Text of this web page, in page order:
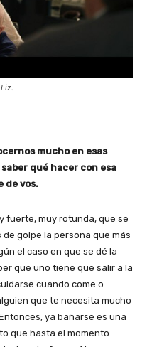
mucho en esas
qué hacer con esa
de vos.
fuerte, muy rotunda, que se
golpe la persona que más
el caso en que se dé la
que uno tiene que salir a la
cuando come o
que te necesita mucho
ya bañarse es una
que hasta el momento